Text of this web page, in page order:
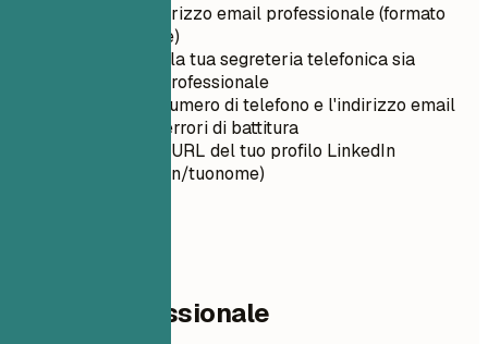
Utilizza un indirizzo email professionale (formato
nome.cognome)
Assicurati che la tua segreteria telefonica sia
configurata e professionale
Ricontrolla il numero di telefono e l'indirizzo email
per eventuali errori di battitura
Personalizza l'URL del tuo profilo LinkedIn
(linkedin.com/in/tuonome)
Profilo professionale